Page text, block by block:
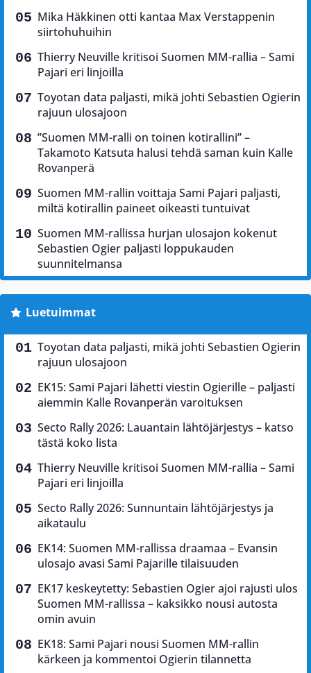
Mika Häkkinen otti kantaa Max Verstappenin
siirtohuhuihin
Thierry Neuville kritisoi Suomen MM-rallia – Sami
Pajari eri linjoilla
Toyotan data paljasti, mikä johti Sebastien Ogierin
rajuun ulosajoon
”Suomen MM-ralli on toinen kotirallini” –
Takamoto Katsuta halusi tehdä saman kuin Kalle
Rovanperä
Suomen MM-rallin voittaja Sami Pajari paljasti,
miltä kotirallin paineet oikeasti tuntuivat
Suomen MM-rallissa hurjan ulosajon kokenut
Sebastien Ogier paljasti loppukauden
suunnitelmansa
Luetuimmat
Toyotan data paljasti, mikä johti Sebastien Ogierin
rajuun ulosajoon
EK15: Sami Pajari lähetti viestin Ogierille – paljasti
aiemmin Kalle Rovanperän varoituksen
Secto Rally 2026: Lauantain lähtöjärjestys – katso
tästä koko lista
Thierry Neuville kritisoi Suomen MM-rallia – Sami
Pajari eri linjoilla
Secto Rally 2026: Sunnuntain lähtöjärjestys ja
aikataulu
EK14: Suomen MM-rallissa draamaa – Evansin
ulosajo avasi Sami Pajarille tilaisuuden
EK17 keskeytetty: Sebastien Ogier ajoi rajusti ulos
Suomen MM-rallissa – kaksikko nousi autosta
omin avuin
EK18: Sami Pajari nousi Suomen MM-rallin
kärkeen ja kommentoi Ogierin tilannetta